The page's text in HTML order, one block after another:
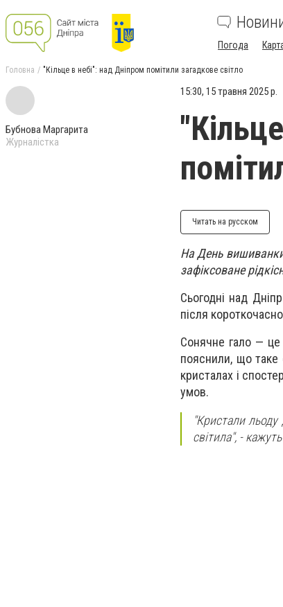
Погода
Головна "Кільце в небі": над Дніпром помітили загадкове світло
Бубнова Маргарита
Журналістка
15:30, 15 травня 2025 р.
Читать на русском
На День вишиванки
зафіксоване
Сьогодні над
після
Сонячне гало —
пояснили, що таке
кристалах і
умов.
"Кристали
світила", -